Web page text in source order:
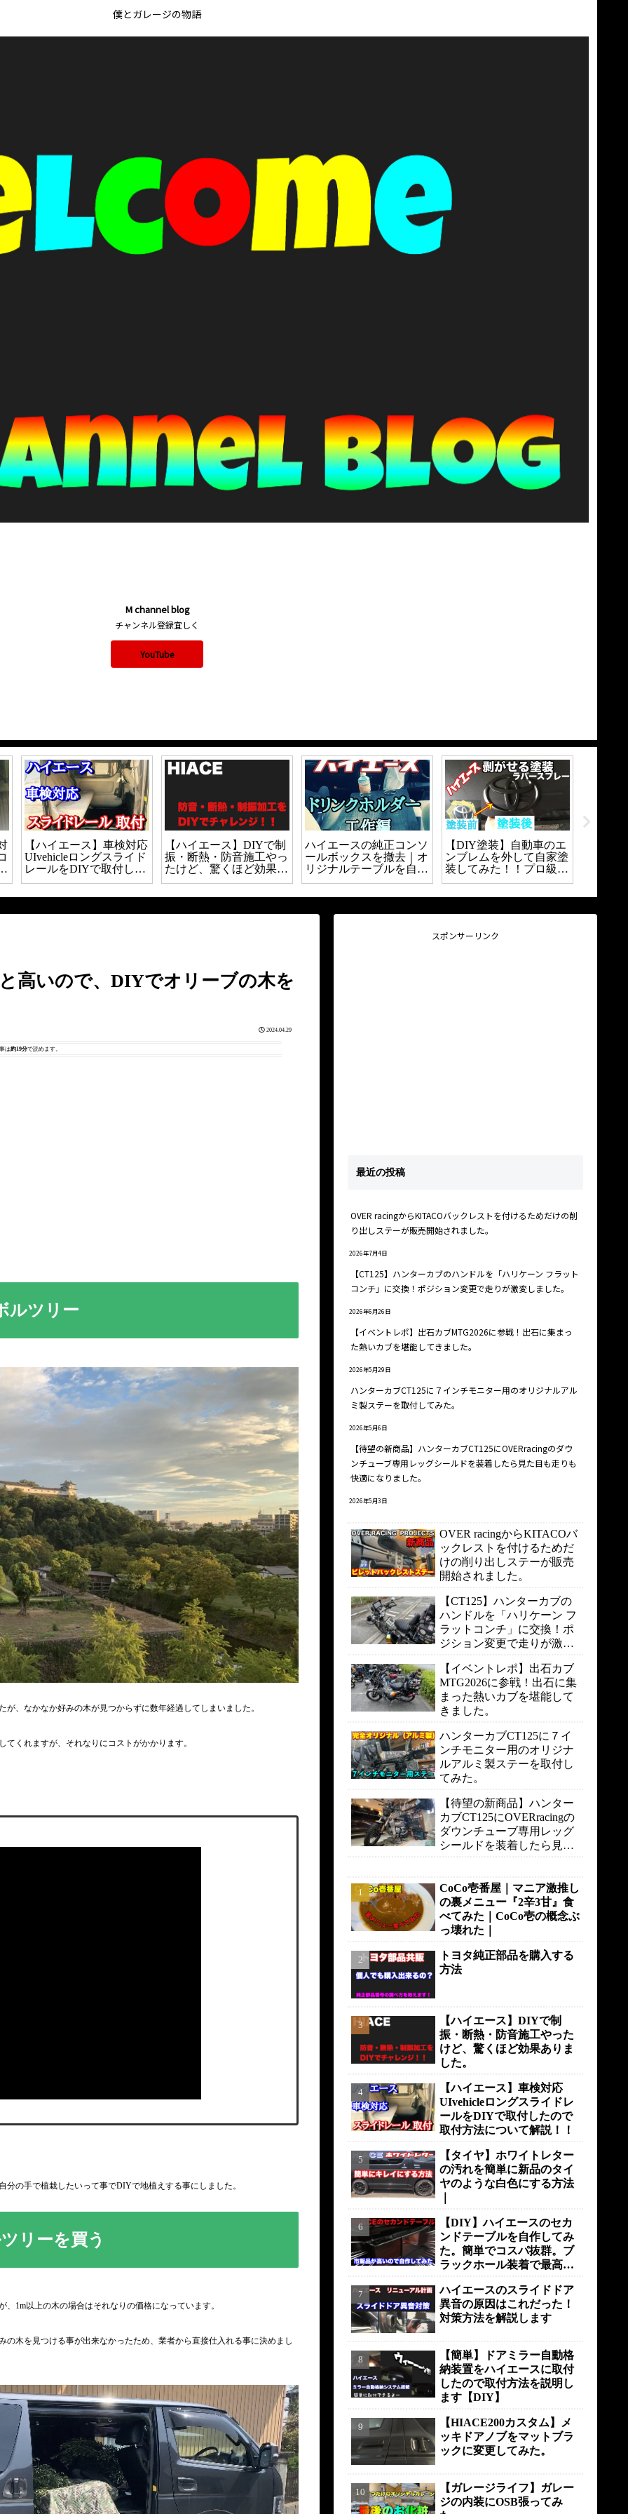
僕とガレージの物語
M channel blog
チャンネル登録宜しく
YouTube
【ハイエース】車検対応
UIvehicleロングスライド
レールをDIYで取付した
ので取付方法について解
【ハイエース】DIYで制
振・断熱・防音施工やっ
たけど、驚くほど効果あ
りました。
ハイエースの純正コンソ
ールボックスを撤去｜オ
リジナルテーブルを自作
｜
【DIY塗装】自動車のエ
ンブレムを外して自家塗
装してみた！！プロ級に
塗装できるの？？
高いので、DIYでオリーブの木を
2024.04.29
は約19分で読めます。
ルツリー
、なかなか好みの木が見つからずに数年経過してしまいました。
くれますが、それなりにコストがかかります。
の手で植栽したいって事でDIYで地植えする事にしました。
リーを買う
1m以上の木の場合はそれなりの価格になっています。
木を見つける事が出来なかったため、業者から直接仕入れる事に決めまし
スポンサーリンク
最近の投稿
OVER racingからKITACOバックレストを付けるためだけの削
り出しステーが販売開始されました。
2026年7月4日
【CT125】ハンターカブのハンドルを「ハリケーン フラット
コンチ」に交換！ポジション変更で走りが激変しました。
2026年6月26日
【イベントレポ】出石カブMTG2026に参戦！出石に集まっ
た熱いカブを堪能してきました。
2026年5月29日
ハンターカブCT125に７インチモニター用のオリジナルアル
ミ製ステーを取付してみた。
2026年5月6日
【待望の新商品】ハンターカブCT125にOVERracingのダウ
ンチューブ専用レッグシールドを装着したら見た目も走りも
快適になりました。
2026年5月3日
OVER racingからKITACOバ
ックレストを付けるためだ
けの削り出しステーが販売
開始されました。
【CT125】ハンターカブの
ハンドルを「ハリケーン フ
ラットコンチ」に交換！ポ
ジション変更で走りが激変
【イベントレポ】出石カブ
MTG2026に参戦！出石に集
まった熱いカブを堪能して
きました。
ハンターカブCT125に７イ
ンチモニター用のオリジナ
ルアルミ製ステーを取付し
てみた。
【待望の新商品】ハンター
カブCT125にOVERracingの
ダウンチューブ専用レッグ
シールドを装着したら見た
CoCo壱番屋｜マニア激推し
の裏メニュー『2辛3甘』食
べてみた｜CoCo壱の概念ぶ
っ壊れた｜
トヨタ純正部品を購入する
方法
【ハイエース】DIYで制
振・断熱・防音施工やった
けど、驚くほど効果ありま
した。
【ハイエース】車検対応
UIvehicleロングスライドレ
ールをDIYで取付したので
取付方法について解説！！
【タイヤ】ホワイトレター
の汚れを簡単に新品のタイ
ヤのような白色にする方法
【DIY】ハイエースのセカ
ンドテーブルを自作してみ
た。簡単でコスパ抜群。ブ
ラックホール装着で最高の
ハイエースのスライドドア
異音の原因はこれだった！
対策方法を解説します
【簡単】ドアミラー自動格
納装置をハイエースに取付
したので取付方法を説明し
ます【DIY】
【HIACE200カスタム】メ
ッキドアノブをマットブラ
ックに変更してみた。
【ガレージライフ】ガレー
ジの内装にOSB張ってみ